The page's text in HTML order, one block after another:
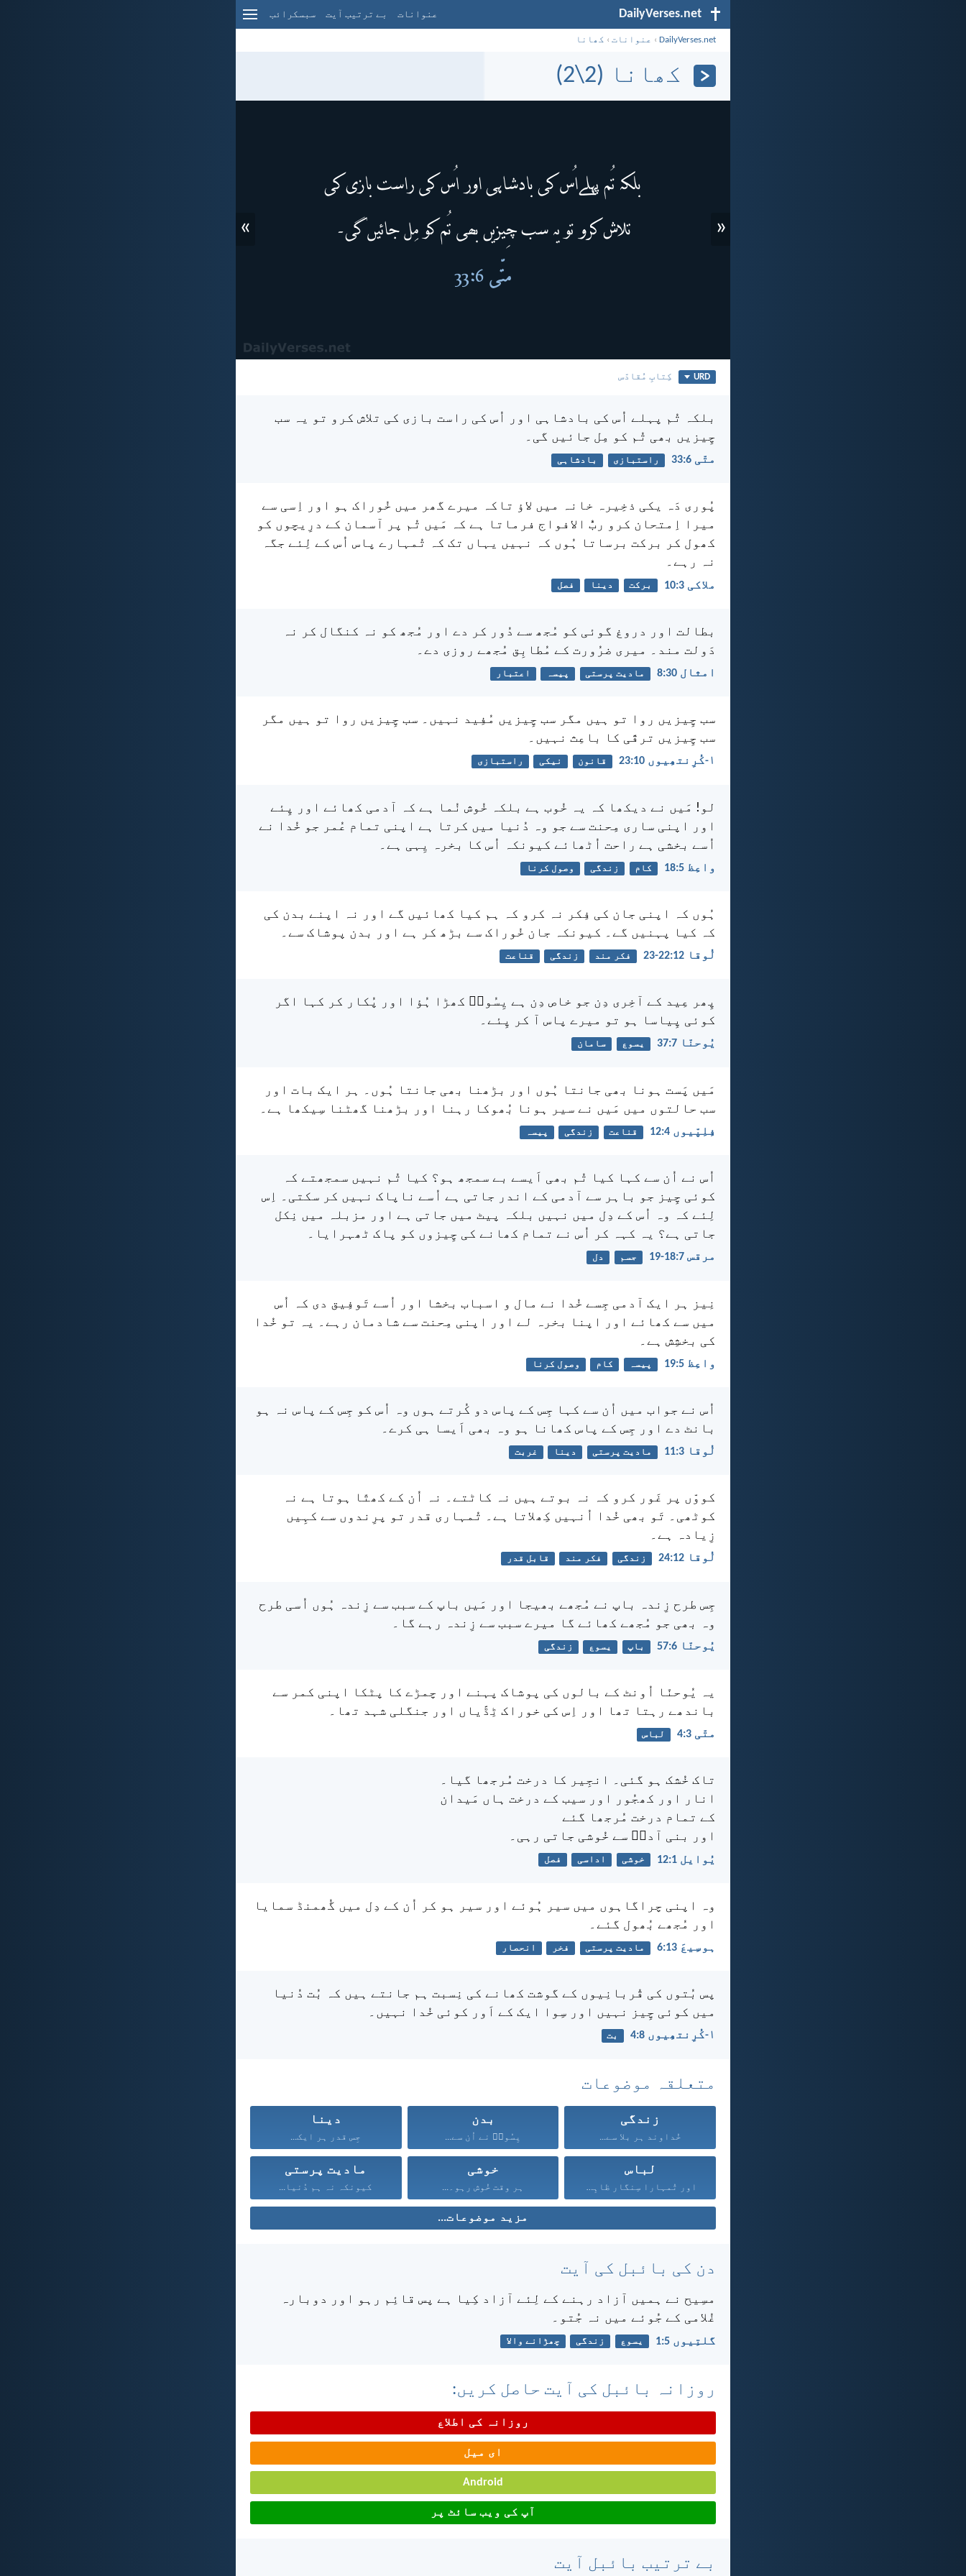
DailyVerses.net عنوانات بے ترتیب آیت سبسکرائب
DailyVerses.net
› عنوانات › کھانا
کھانا (2\2)
«
»
URD کِتابِ مُقادّس
بلکہ تُم پہلے اُس کی بادشاہی اور اُس کی راست بازی کی تلاش کرو تو یہ سب
چِیزیں بھی تُم کو مِل جائیں گی۔
متّی 6:‏33 راستبازی بادشاہی
پُوری دَہ یکی ذخِیرہ خانہ میں لاؤ تاکہ میرے گھر میں خُوراک ہو اور اِسی سے
میرا اِمتحان کرو ربُّ الافواج فرماتا ہے کہ مَیں تُم پر آسمان کے درِیچوں کو
کھول کر برکت برساتا ہُوں کہ نہیں یہاں تک کہ تُمہارے پاس اُس کے لِئے جگہ
نہ رہے۔
ملاکی 3:‏10 برکت دینا فصل
بطالت اور دروغ گوئی کو مُجھ سے دُور کر دے اور مُجھ کو نہ کنگال کر نہ
دَولت مند۔ میری ضرُورت کے مُطابِق مُجھے روزی دے۔
امثال 30:‏8 مادیت پرستی پیسہ اعتبار
سب چِیزیں روا تو ہیں مگر سب چِیزیں مُفِید نہیں۔ سب چِیزیں روا تو ہیں مگر
سب چِیزیں ترقّی کا باعِث نہیں۔
۱-کُرِنتھِیوں 10:‏23 قانون نیکی راستبازی
لو! مَیں نے دیکھا کہ یہ خُوب ہے بلکہ خُوش نُما ہے کہ آدمی کھائے اور پِئے
اور اپنی ساری مِحنت سے جو وہ دُنیا میں کرتا ہے اپنی تمام عُمر جو خُدا نے
اُسے بخشی ہے راحت اُٹھائے کیونکہ اُس کا بخرہ یِہی ہے۔
واعِظ 5:‏18 کام زندگی وصول کرنا
ہُوں کہ اپنی جان کی فِکر نہ کرو کہ ہم کیا کھائیں گے اور نہ اپنے بدن کی
کہ کیا پہنیں گے۔ کیونکہ جان خُوراک سے بڑھ کر ہے اور بدن پوشاک سے۔
لُوقا 12:‏22-‏23 فکر مند زندگی قناعت
پِھر عِید کے آخِری دِن جو خاص دِن ہے یِسُوعؔ کھڑا ہُؤا اور پُکار کر کہا اگر
کوئی پِیاسا ہو تو میرے پاس آ کر پِئے۔
یُوحنّا 7:‏37 یسوع سامان
مَیں پَست ہونا بھی جانتا ہُوں اور بڑھنا بھی جانتا ہُوں۔ ہر ایک بات اور
سب حالتوں میں مَیں نے سیر ہونا بُھوکا رہنا اور بڑھنا گھٹنا سِیکھا ہے۔
فِلِپّیوں 4:‏12 قناعت زندگی پیسہ
اُس نے اُن سے کہا کیا تُم بھی اَیسے بے سمجھ ہو؟ کیا تُم نہیں سمجھتے کہ
کوئی چِیز جو باہر سے آدمی کے اندر جاتی ہے اُسے ناپاک نہیں کر سکتی۔ اِس
لِئے کہ وہ اُس کے دِل میں نہیں بلکہ پیٹ میں جاتی ہے اور مزبلہ میں نِکل
جاتی ہے؟ یہ کہہ کر اُس نے تمام کھانے کی چِیزوں کو پاک ٹھہرایا۔
مرقس 7:‏18-‏19 جسم دل
نِیز ہر ایک آدمی جِسے خُدا نے مال و اسباب بخشا اور اُسے تَوفِیق دی کہ اُس
میں سے کھائے اور اپنا بخرہ لے اور اپنی مِحنت سے شادمان رہے۔ یہ تو خُدا
کی بخشِش ہے۔
واعِظ 5:‏19 پیسہ کام وصول کرنا
اُس نے جواب میں اُن سے کہا جِس کے پاس دو کُرتے ہوں وہ اُس کو جِس کے پاس نہ ہو
بانٹ دے اور جِس کے پاس کھانا ہو وہ بھی اَیسا ہی کرے۔
لُوقا 3:‏11 مادیت پرستی دینا غربت
کووّں پر غَور کرو کہ نہ بوتے ہیں نہ کاٹتے۔ نہ اُن کے کھتّا ہوتا ہے نہ
کوٹھی۔ تَو بھی خُدا اُنہیں کِھلاتا ہے۔ تُمہاری قدر تو پرِندوں سے کہِیں
زِیادہ ہے۔
لُوقا 12:‏24 زندگی فکر مند قابل قدر
جِس طرح زِندہ باپ نے مُجھے بھیجا اور مَیں باپ کے سبب سے زِندہ ہُوں اُسی طرح
وہ بھی جو مُجھے کھائے گا میرے سبب سے زِندہ رہے گا۔
یُوحنّا 6:‏57 باپ یسوع زندگی
یہ یُوحنّا اُونٹ کے بالوں کی پوشاک پہنے اور چمڑے کا پٹکا اپنی کمر سے
باندھے رہتا تھا اور اِس کی خوراک ٹِڈّیاں اور جنگلی شہد تھا۔
متّی 3:‏4 لباس
تاک خُشک ہو گئی۔ انجِیر کا درخت مُرجھا گیا۔
انار اور کھجُور اور سیب کے درخت ہاں مَیدان
کے تمام درخت مُرجھا گئے
اور بنی آدمؔ سے خُوشی جاتی رہی۔
یُوایل 1:‏12 خوشی اداسی فصل
وہ اپنی چراگاہوں میں سیر ہُوئے اور سیر ہو کر اُن کے دِل میں گُھمنڈ سمایا
اور مُجھے بُھول گئے۔
ہوسِیعَ 13:‏6 مادیت پرستی فخر انحصار
پس بُتوں کی قُربانِیوں کے گوشت کھانے کی نِسبت ہم جانتے ہیں کہ بُت دُنیا
میں کوئی چِیز نہیں اور سِوا ایک کے اَور کوئی خُدا نہیں۔
۱-کُرِنتھِیوں 8:‏4 بت
متعلقہ موضوعات
زندگی
خُداوند ہر بلا سے...
بدن
یِسُوعؔ نے اُن سے...
دینا
جِس قدر ہر ایک...
لباس
اور تُمہارا سِنگار ظاہِری...
خوشی
ہر وقت خُوش رہو۔...
مادیت پرستی
کیونکہ نہ ہم دُنیا...
مزید موضوعات...
دن کی بائبل کی آیت
مسِیح نے ہمیں آزاد رہنے کے لِئے آزاد کِیا ہے پس قائِم رہو اور دوبارہ
غُلامی کے جُوئے میں نہ جُتو۔
گلتِیوں 5:‏1 یسوع زندگی چھڑانے والا
روزانہ بائبل کی آیت حاصل کریں:
روزانہ کی اطلاع
ای میل
Android
آپ کی ویب سائٹ پر
بے ترتیب بائبل آیت